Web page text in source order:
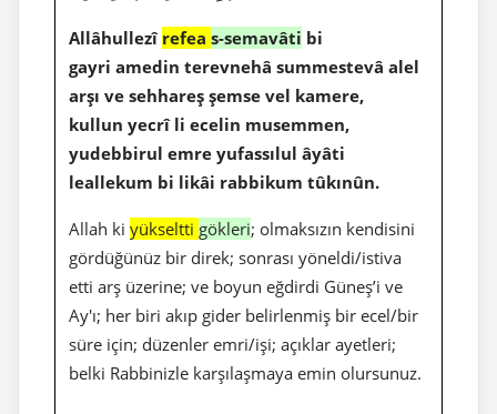
Allâhullezî refea s-semavâti bi
gayri amedin terevnehâ summestevâ alel
arşı ve sehhareş şemse vel kamere,
kullun yecrî li ecelin musemmen,
yudebbirul emre yufassılul âyâti
leallekum bi likâi rabbikum tûkınûn.
Allah ki yükseltti gökleri; olmaksızın kendisini
gördüğünüz bir direk; sonrası yöneldi/istiva
etti arş üzerine; ve boyun eğdirdi Güneş’i ve
Ay'ı; her biri akıp gider belirlenmiş bir ecel/bir
süre için; düzenler emri/işi; açıklar ayetleri;
belki Rabbinizle karşılaşmaya emin olursunuz.